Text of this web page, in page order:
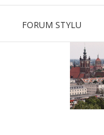
FORUM STYLU